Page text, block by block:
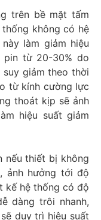
trên bề mặt tấm
không có hệ
làm giảm hiệu
pin từ 20-30% do
giảm theo thời
từ kính cường lực
thoát kịp sẽ ảnh
hiệu suất giảm
nếu thiết bị không
ảnh hưởng tới độ
kế hệ thống có độ
dàng trôi nhanh,
duy trì hiệu suất